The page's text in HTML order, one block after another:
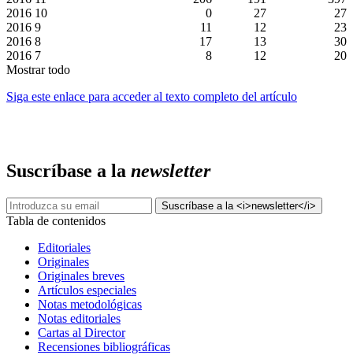
2016 10 0 27
27
2016 9 11 12
23
2016 8 17 13
30
2016 7 8 12
20
Mostrar todo
Siga este enlace para acceder al texto completo del artículo
Suscríbase a la newsletter
Tabla de contenidos
Editoriales
Originales
Originales breves
Artículos especiales
Notas metodológicas
Notas editoriales
Cartas al Director
Recensiones bibliográficas